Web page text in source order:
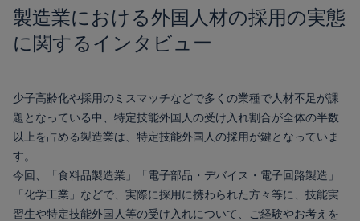
製造業における外国人材の採用の実態
に関するインタビュー
少子高齢化や採用のミスマッチなどで多くの業種で人材不足が課
題となっている中、特定技能外国人の受け入れ割合が全体の半数
以上を占める製造業は、特定技能外国人の採用が鍵となっていま
す。
今回、「食料品製造業」「電子部品・デバイス・電子回路製造」
「化学工業」などで、実際に採用に携わられた方々等に、技能実
習生や特定技能外国人等の受け入れについて、ご経験やお考えを